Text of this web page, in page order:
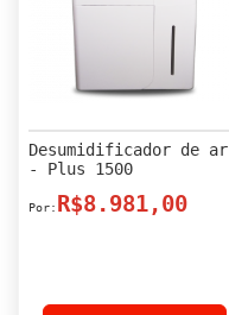
Desumidificador de ar
- Plus 1500
R$8.981,00